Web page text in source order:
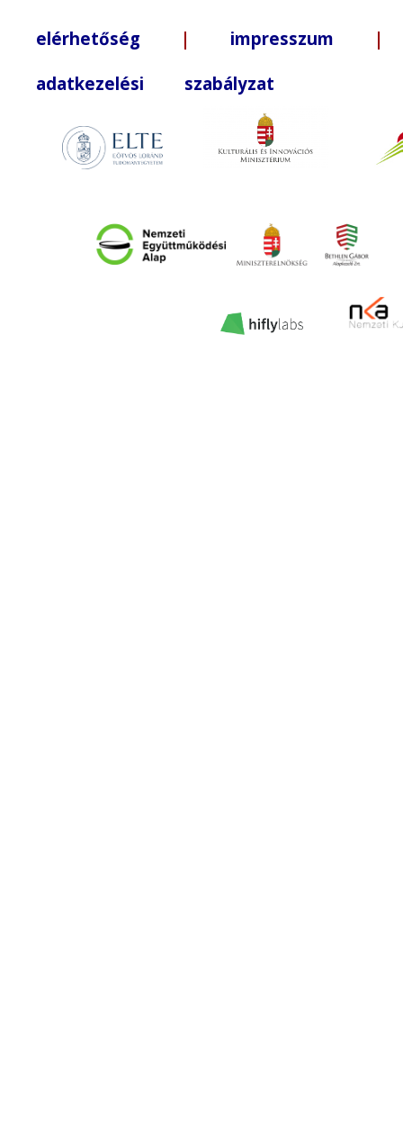
elérhetőség | impresszum |
adatkezelési szabályzat